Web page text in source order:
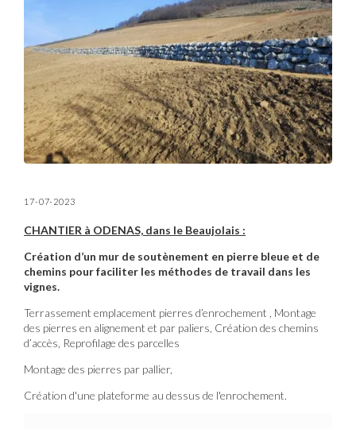
17-07-2023
CHANTIER à ODENAS, dans le Beaujolais :
Création d’un mur de soutènement en pierre bleue et de
chemins pour faciliter les méthodes de travail dans les
vignes.
Terrassement emplacement pierres d’enrochement , Montage
des pierres en alignement et par paliers, Création des chemins
d’accès, Reprofilage des parcelles
Montage des pierres par pallier,
Création d'une plateforme au dessus de l'enrochement.